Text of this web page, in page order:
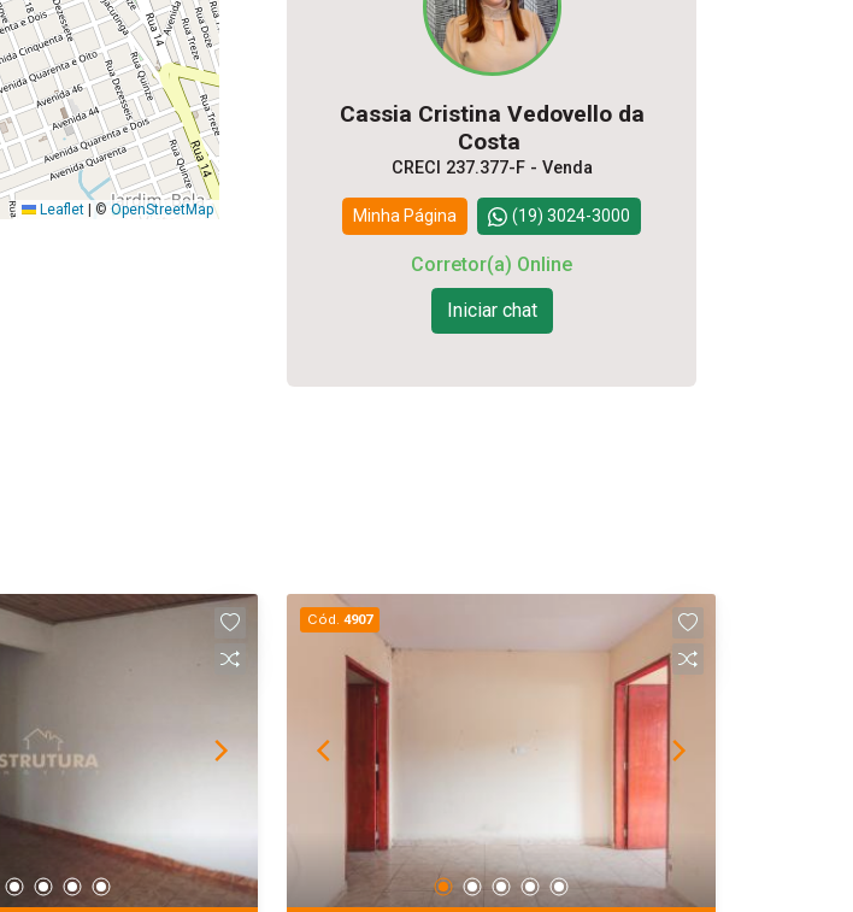
Leaflet | ©OpenStreetMap
Cassia Cristina Vedovello da
Costa
CRECI 237.377-F - Venda
Minha Página (19) 3024-3000
Corretor(a) Online
Iniciar chat
Cód. 4907